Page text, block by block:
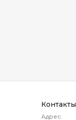
Контакты
Адрес